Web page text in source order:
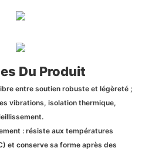
Du Produit
entre soutien robuste et légèreté ;
vibrations, isolation thermique,
: résiste aux températures
et conserve sa forme après des